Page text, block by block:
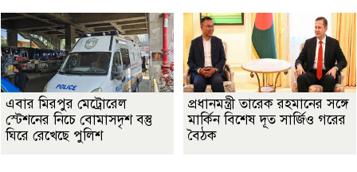
এবার মিরপুর মেট্রোরেল
স্টেশনের নিচে বোমাসদৃশ বস্তু
ঘিরে রেখেছে পুলিশ
প্রধানমন্ত্রী তারেক রহমানের সঙ্গে
মার্কিন বিশেষ দূত সার্জিও গরের
বৈঠক